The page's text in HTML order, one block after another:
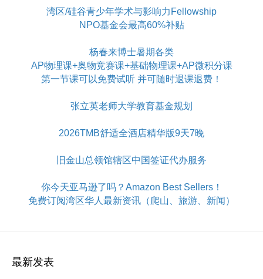
湾区/硅谷青少年学术与影响力Fellowship
NPO基金会最高60%补贴
杨春来博士暑期各类
AP物理课+奥物竞赛课+基础物理课+AP微积分课
第一节课可以免费试听 并可随时退课退费！
张立英老师大学教育基金规划
2026TMB舒适全酒店精华版9天7晚
旧金山总领馆辖区中国签证代办服务
你今天亚马逊了吗？Amazon Best Sellers！
免费订阅湾区华人最新资讯（爬山、旅游、新闻）
最新发表